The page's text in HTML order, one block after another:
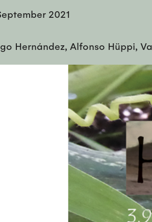
2021
Hernández, Alfonso Hüppi,